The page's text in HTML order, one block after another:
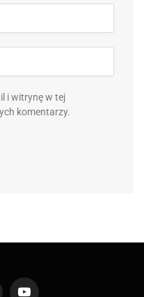
i witrynę w tej
komentarzy.